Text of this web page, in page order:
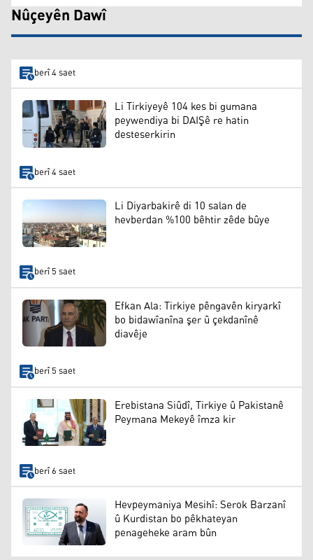
Nûçeyên Dawî
berî 4 saet
Li Tirkiyeyê 104 kes bi gumana
peywendiya bi DAIŞê re hatin
desteserkirin
berî 4 saet
Li Diyarbakirê di 10 salan de
hevberdan %100 bêhtir zêde bûye
berî 5 saet
Efkan Ala: Tirkiye pêngavên kiryarkî
bo bidawîanîna şer û çekdanînê
diavêje
berî 5 saet
Erebistana Siûdî, Tirkiye û Pakistanê
Peymana Mekeyê îmza kir
berî 6 saet
Hevpeymaniya Mesihî: Serok Barzanî
û Kurdistan bo pêkhateyan
penageheke aram bûn